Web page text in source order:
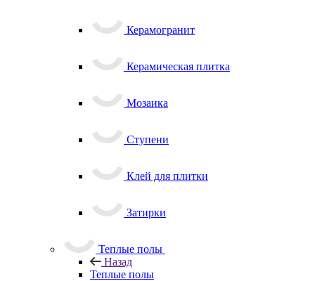
Керамогранит
Керамическая плитка
Мозаика
Ступени
Клей для плитки
Затирки
Теплые полы
Назад
Теплые полы